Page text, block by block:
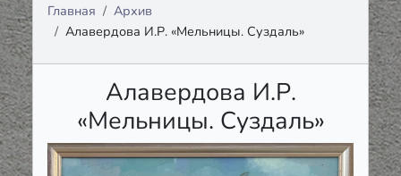
Главная
Архив
Алавердова И.Р. «Мельницы. Суздаль»
Алавердова И.Р.
«Мельницы. Суздаль»